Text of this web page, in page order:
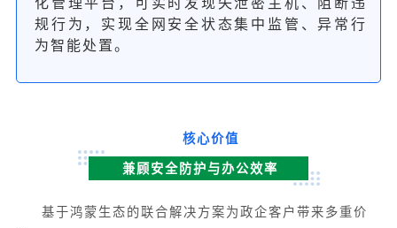
规行为，实现全网安全状态集中监管、异常行
为智能处置。
核心价值
兼顾安全防护与办公效率
基于鸿蒙生态的联合解决方案为政企客户带来多重价